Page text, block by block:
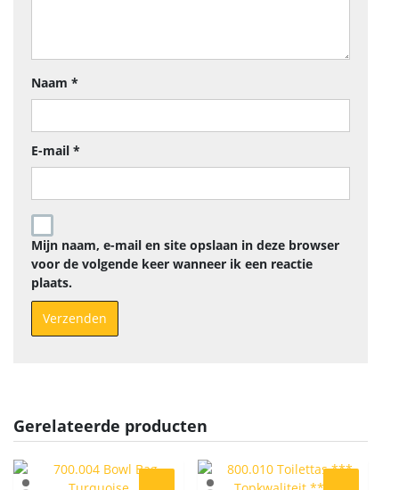
Naam *
E-mail *
Mijn naam, e-mail en site opslaan in deze browser
voor de volgende keer wanneer ik een reactie
plaats.
Gerelateerde producten